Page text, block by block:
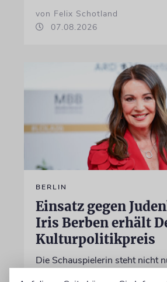
von Felix Schotland
07.08.2026
BERLIN
Einsatz gegen
Iris Berben erhält
Kulturpolitikpreis
Die Schauspielerin steht nicht